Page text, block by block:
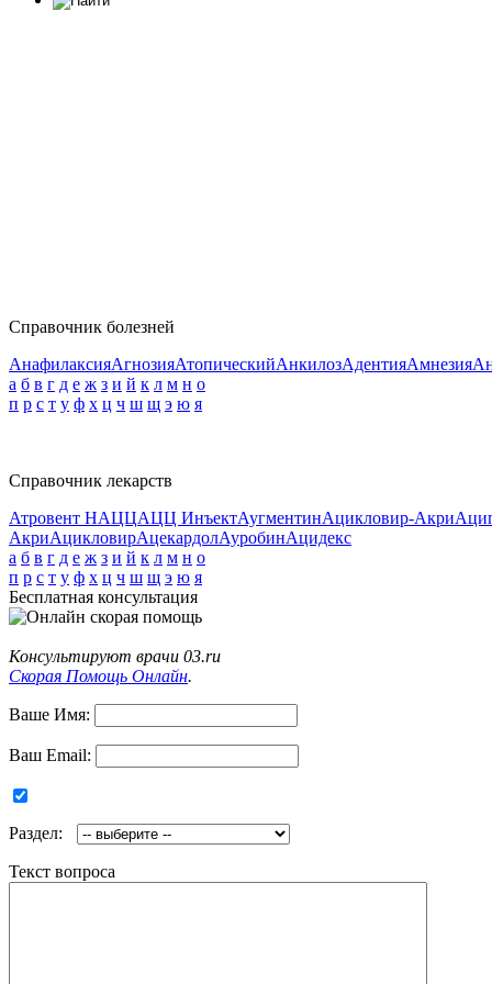
Справочник болезней
АнафилаксияАгнозияАтопическийАнкилозАдентияАмнезия
а б в г д е ж з и й к л м н о
п р с т у ф х ц ч ш щ э ю я
Справочник лекарств
Атровент НАЦЦАЦЦ ИнъектАугментинАцикловир-Акри
АкриАцикловирАцекардолАуробинАцидекс
а б в г д е ж з и й к л м н о
п р с т у ф х ц ч ш щ э ю я
Бесплатная консультация
Консультируют врачи 03.ru
Скорая Помощь Онлайн.
Ваше Имя:
Ваш Email:
Раздел:
Текст вопроса